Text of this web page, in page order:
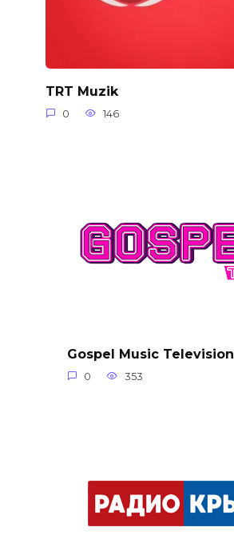
TRT Muzik
0 146
Gospel Music Television
0 353